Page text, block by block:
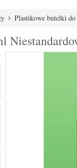
Plastikowe butelki